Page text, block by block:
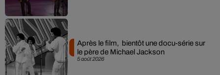
5 août 2026
Après le film, bientôt une docu-série sur
le père de Michael Jackson